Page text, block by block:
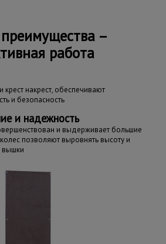
–
работа
крест накрест, обеспечивают
и безопасность
и надежность
и выдерживает большие
позволяют выровнять высоту и
вышки